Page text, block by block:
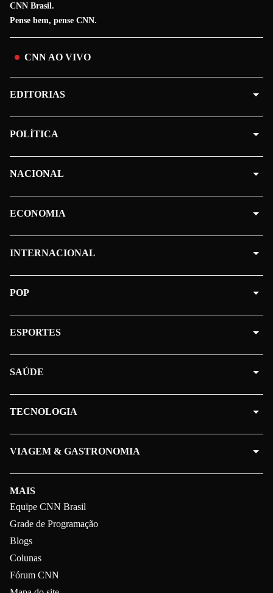
CNN Brasil.
Pense bem, pense CNN.
CNN AO VIVO
MAIS
Equipe CNN Brasil
Grade de Programação
Blogs
Colunas
Fórum CNN
EDITORIAS
POLÍTICA
NACIONAL
ECONOMIA
INTERNACIONAL
POP
ESPORTES
SAÚDE
TECNOLOGIA
VIAGEM & GASTRONOMIA